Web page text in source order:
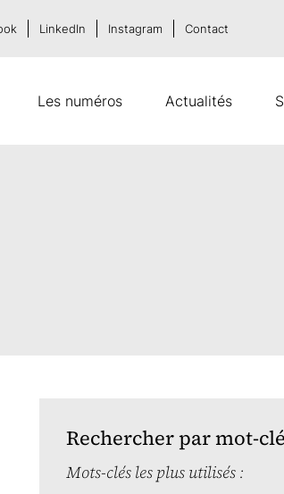
Les numéros Actualités
LinkedIn Instagram Contact
Rechercher par mot-clé
Mots-clés les plus utilisés :